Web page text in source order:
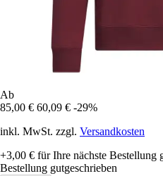
Ab
85,00 € 60,09 € -29%
inkl. MwSt. zzgl. Versandkosten
+3,00 € für Ihre nächste Bestellung
Bestellung gutgeschrieben